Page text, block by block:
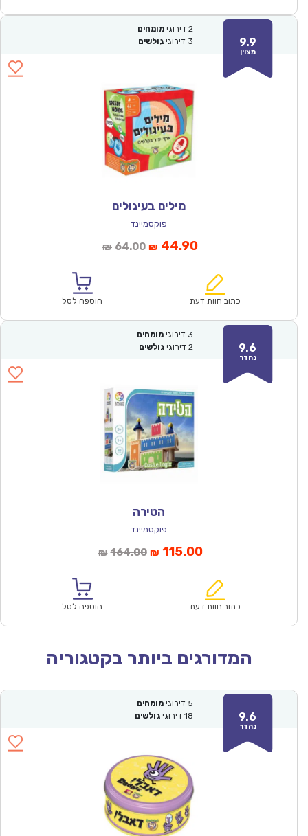
9.9
מצוין
2 דירוגי מומחים
3 דירוגי גולשים
מילים בעיגולים
פוקסמיינד
₪ 64.00המחיר
₪64.00.
₪ 44.90המחיר
הוא:
כתוב חוות דעת הוספה לסל
9.6
נהדר
3 דירוגי מומחים
2 דירוגי גולשים
הטירה
פוקסמיינד
₪ 164.00המחיר
₪164.00.
₪ 115.00המחיר
הוא:
כתוב חוות דעת הוספה לסל
המדורגים ביותר בקטגוריה
9.6
נהדר
5 דירוגי מומחים
18 דירוגי גולשים